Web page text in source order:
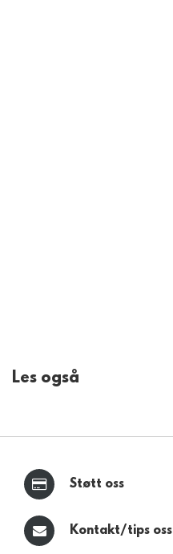
Les også
Støtt oss
Kontakt/tips oss